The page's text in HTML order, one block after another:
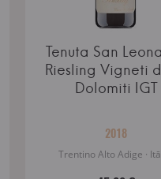
Tenuta San
Riesling Vigneti
Dolomiti IGT
2018
Trentino Alto Adige ·